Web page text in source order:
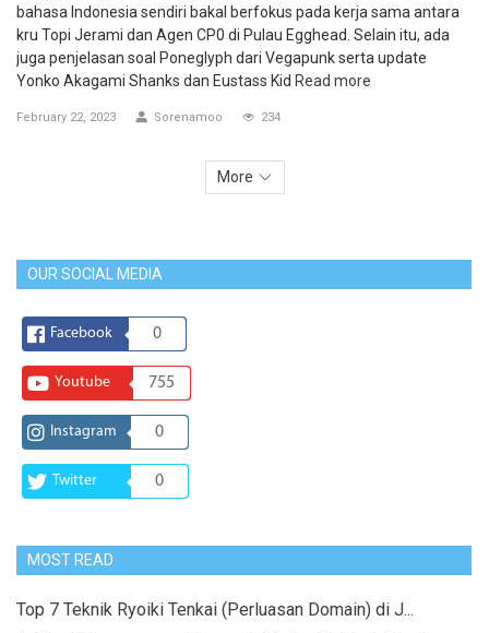
bahasa Indonesia sendiri bakal berfokus pada kerja sama antara
kru Topi Jerami dan Agen CP0 di Pulau Egghead. Selain itu, ada
juga penjelasan soal Poneglyph dari Vegapunk serta update
Yonko Akagami Shanks dan Eustass Kid Read more
February 22, 2023 Sorenamoo 234
More
OUR SOCIAL MEDIA
Facebook 0
Youtube 755
Instagram 0
Twitter 0
MOST READ
Top 7 Teknik Ryoiki Tenkai (Perluasan Domain) di J...